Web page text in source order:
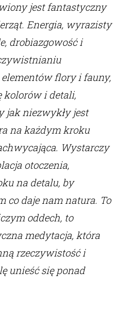
jest fantastyczny
Energia, wyrazisty
drobiazgowość i
flory i fauny,
kolorów i detali,
jak niezwykły jest
na każdym kroku
Wystarczy
otoczenia,
na detalu, by
co daje nam natura. To
oddech, to
medytacja, która
rzeczywistość i
unieść się ponad